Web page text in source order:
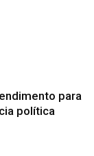
para
política